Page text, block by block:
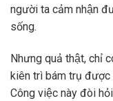
người ta cảm nhận
sống.
Nhưng quả thật, chỉ
kiên trì bám trụ được
Công việc này đòi